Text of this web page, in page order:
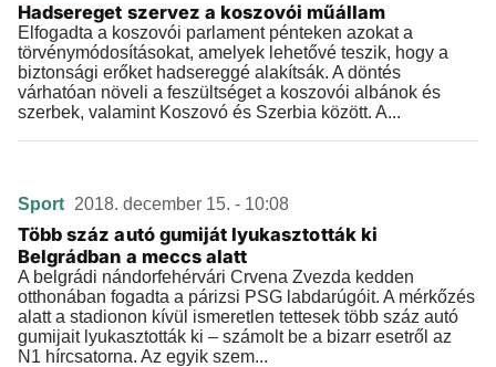
Hadsereget szervez a koszovói műállam
Elfogadta a koszovói parlament pénteken azokat a
törvénymódosításokat, amelyek lehetővé teszik, hogy a
biztonsági erőket hadsereggé alakítsák. A döntés
várhatóan növeli a feszültséget a koszovói albánok és
szerbek, valamint Koszovó és Szerbia között. A...
Sport 2018. december 15. - 10:08
Több száz autó gumiját lyukasztották ki
Belgrádban a meccs alatt
A belgrádi nándorfehérvári Crvena Zvezda kedden
otthonában fogadta a párizsi PSG labdarúgóit. A mérkőzés
alatt a stadionon kívül ismeretlen tettesek több száz autó
gumijait lyukasztották ki – számolt be a bizarr esetről az
N1 hírcsatorna. Az egyik szem...